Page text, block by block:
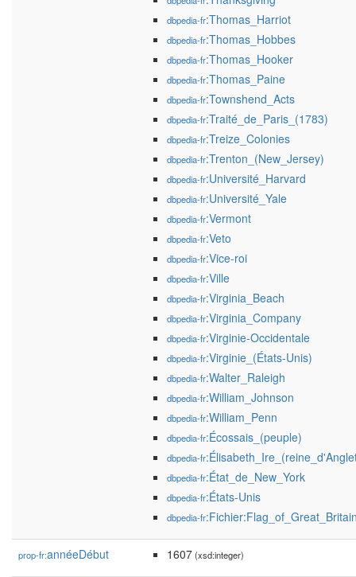
dbpedia-fr:Thomas_Harriot
dbpedia-fr:Thomas_Hobbes
dbpedia-fr:Thomas_Hooker
dbpedia-fr:Thomas_Paine
dbpedia-fr:Townshend_Acts
dbpedia-fr:Traité_de_Paris_(1783)
dbpedia-fr:Treize_Colonies
dbpedia-fr:Trenton_(New_Jersey)
dbpedia-fr:Université_Harvard
dbpedia-fr:Université_Yale
dbpedia-fr:Vermont
dbpedia-fr:Veto
dbpedia-fr:Vice-roi
dbpedia-fr:Ville
dbpedia-fr:Virginia_Beach
dbpedia-fr:Virginia_Company
dbpedia-fr:Virginie-Occidentale
dbpedia-fr:Virginie_(États-Unis)
dbpedia-fr:Walter_Raleigh
dbpedia-fr:William_Johnson
dbpedia-fr:William_Penn
dbpedia-fr:Écossais_(peuple)
dbpedia-fr
dbpedia-fr:État_de_New_York
dbpedia-fr:États-Unis
dbpedia-fr
prop-fr:annéeDébut 1607(xsd:integer)